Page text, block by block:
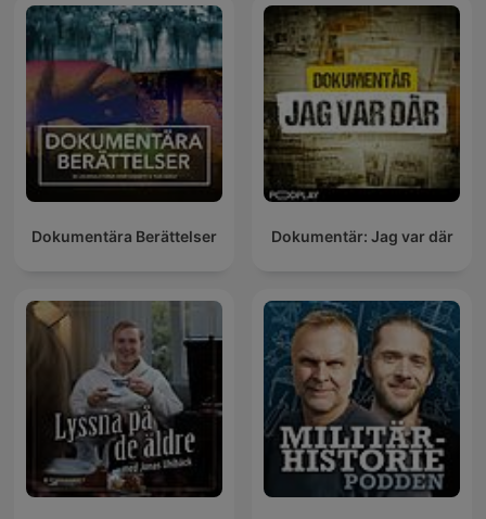
Dokumentära Berättelser Dokumentär: Jag var där